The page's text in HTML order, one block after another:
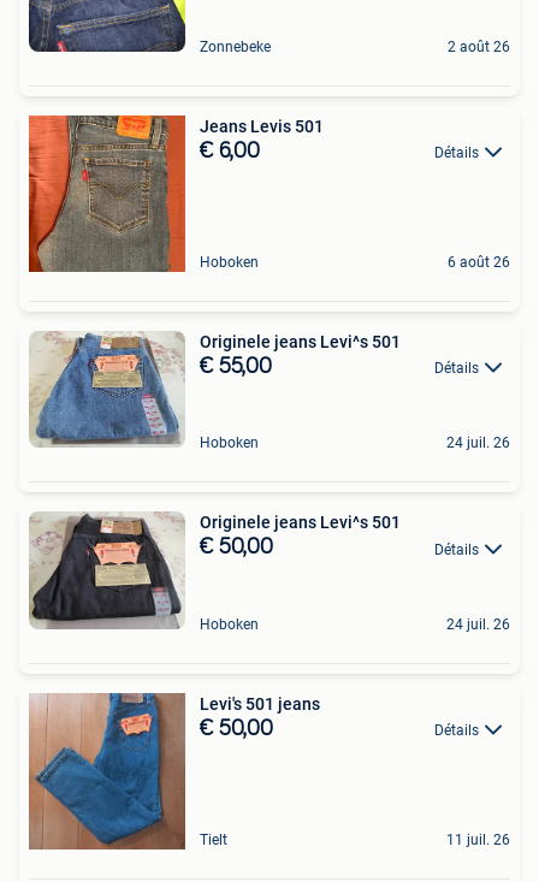
Zonnebeke 2 août 26
Jeans Levis 501
€ 6,00 Détails
Hoboken 6 août 26
Originele jeans Levi^s 501
€ 55,00 Détails
Hoboken 24 juil. 26
Originele jeans Levi^s 501
€ 50,00 Détails
Hoboken 24 juil. 26
Levi's 501 jeans
€ 50,00 Détails
Tielt 11 juil. 26